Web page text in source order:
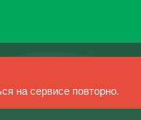
на сервисе повторно.